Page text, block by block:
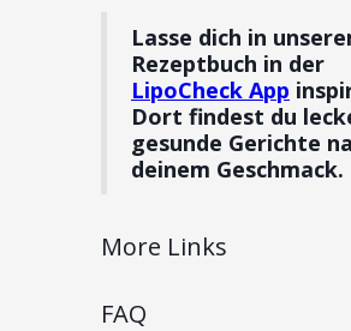
Lasse dich in
Rezeptbuch in der
LipoCheck App
Dort findest du
gesunde Gerichte
deinem Geschmack.
More Links
FAQ